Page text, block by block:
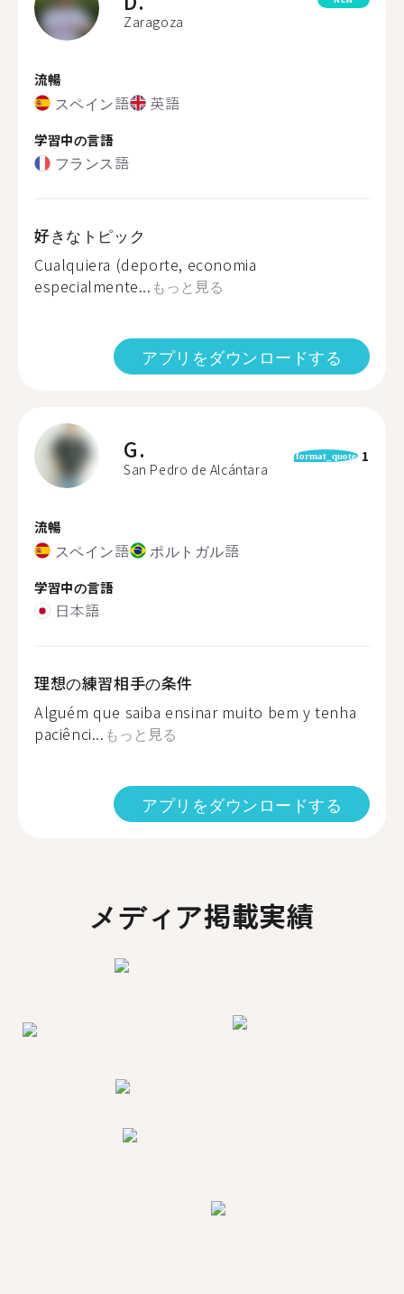
Zaragoza
流暢
スペイン語 英語
学習中の言語
フランス語
好きなトピック
Cualquiera (deporte, economia
especialmente... もっと見る
アプリをダウンロードする
G.
San Pedro de Alcántara
format_quote 1
流暢
スペイン語 ポルトガル語
学習中の言語
日本語
理想の練習相手の条件
Alguém que saiba ensinar muito bem y tenha
paciênci... もっと見る
アプリをダウンロードする
メディア掲載実績